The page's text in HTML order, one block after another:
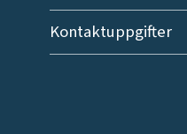
Kontaktuppgifter